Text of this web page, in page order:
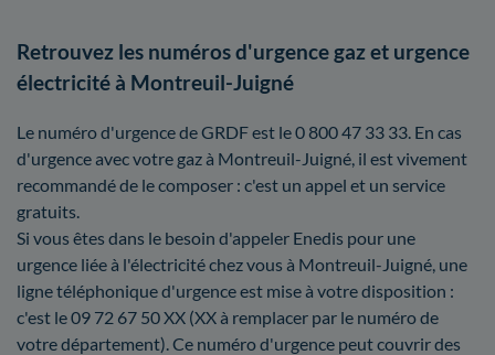
Retrouvez les numéros d'urgence gaz et urgence
électricité à Montreuil-Juigné
Le numéro d'urgence de GRDF est le 0 800 47 33 33. En cas
d'urgence avec votre gaz à Montreuil-Juigné, il est vivement
recommandé de le composer : c'est un appel et un service
gratuits.
Si vous êtes dans le besoin d'appeler Enedis pour une
urgence liée à l'électricité chez vous à Montreuil-Juigné, une
ligne téléphonique d'urgence est mise à votre disposition :
c'est le 09 72 67 50 XX (XX à remplacer par le numéro de
votre département). Ce numéro d'urgence peut couvrir des